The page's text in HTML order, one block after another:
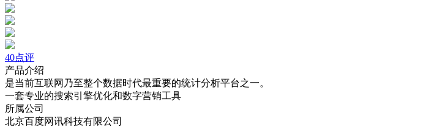
40点评
产品介绍
是当前互联网乃至整个数据时代最重要的统计分析平台之一。
一套专业的搜索引擎优化和数字营销工具
所属公司
北京百度网讯科技有限公司